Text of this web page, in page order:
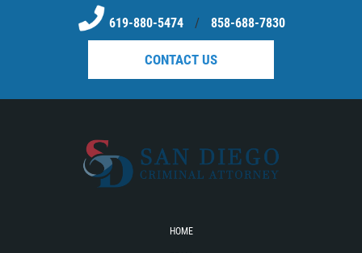
619-880-5474 / 858-688-7830
CONTACT US
HOME